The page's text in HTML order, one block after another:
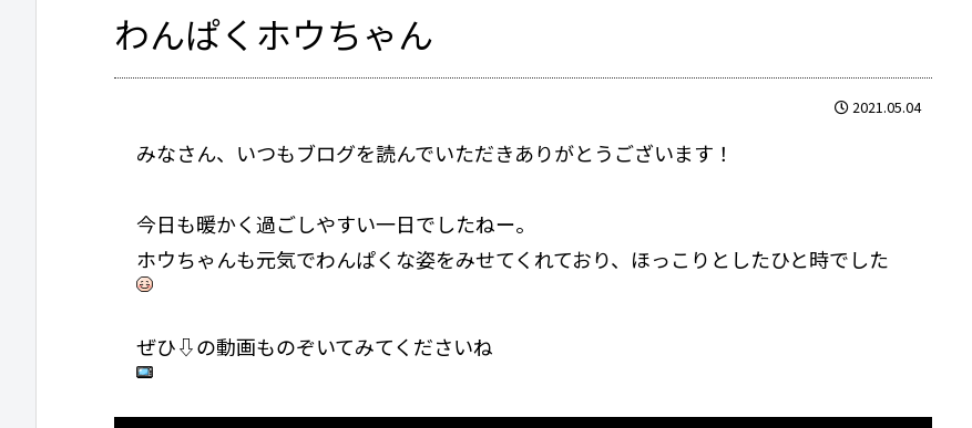
わんぱくホウちゃん
2021.05.04
みなさん、いつもブログを読んでいただきありがとうございます！
今日も暖かく過ごしやすい一日でしたねー。
ホウちゃんも元気でわんぱくな姿をみせてくれており、ほっこりとしたひと時でした
ぜひ⇩の動画ものぞいてみてくださいね